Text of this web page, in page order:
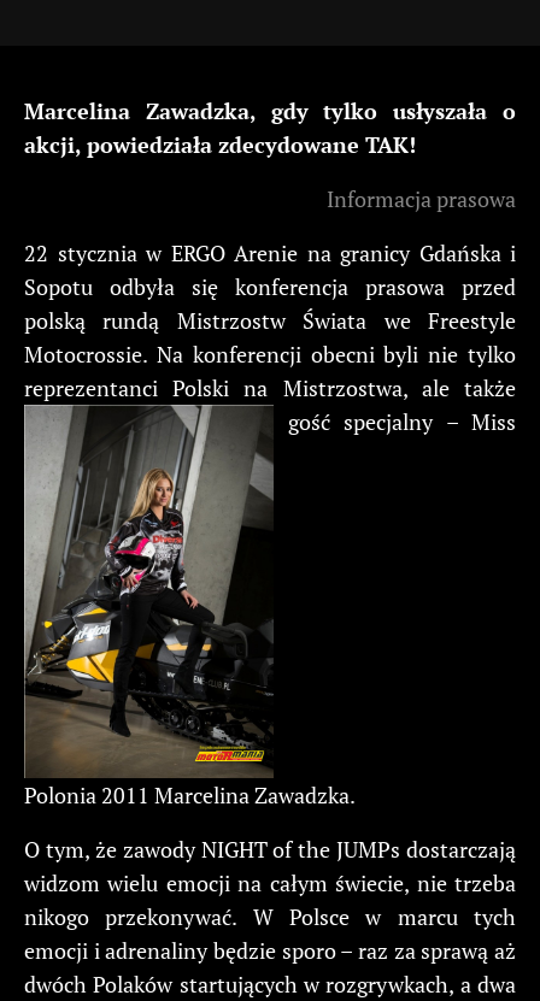
Marcelina Zawadzka, gdy tylko usłyszała o
akcji, powiedziała zdecydowane TAK!
Informacja prasowa
22 stycznia w ERGO Arenie na granicy Gdańska i
Sopotu odbyła się konferencja prasowa przed
polską rundą Mistrzostw Świata we Freestyle
Motocrossie. Na konferencji obecni byli nie tylko
reprezentanci Polski na Mistrzostwa, ale także
gość specjalny – Miss
Polonia 2011 Marcelina Zawadzka.
O tym, że zawody NIGHT of the JUMPs dostarczają
widzom wielu emocji na całym świecie, nie trzeba
nikogo przekonywać. W Polsce w marcu tych
emocji i adrenaliny będzie sporo – raz za sprawą aż
dwóch Polaków startujących w rozgrywkach, a dwa